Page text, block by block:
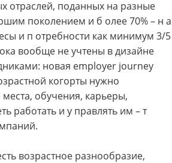
отраслей, поданных на разные
поколением и б олее 70% – н а
и п отребности как минимум 3/5
вообще не учтены в дизайне
новая employer journey
когорты нужно
обучения, карьеры,
работать и у правлять им – т
возрастное разнообразие,